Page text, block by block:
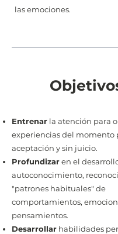
las emociones.
Entrenar la atención para
experiencias del momento
aceptación y sin juicio.
Profundizaren el
autoconocimiento,
"patrones habituales" de
comportamientos,
pensamientos.
Desarrollar habilidades